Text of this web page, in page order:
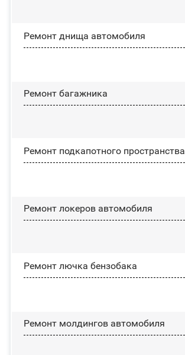
Ремонт днища автомобиля
Ремонт багажника
Ремонт подкапотного пространства
Ремонт лoĸepoв автомобиля
Ремонт лючка бензобака
Ремонт молдингов автомобиля